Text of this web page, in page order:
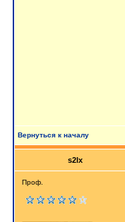
Вернуться к началу
s2lx
Проф.